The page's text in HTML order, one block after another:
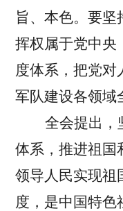
旨、本色。要坚
挥权属于党中央
度体系，把党对
军队建设各领域
全会提出，
体系，推进祖国
领导人民实现祖
度，是中国特色